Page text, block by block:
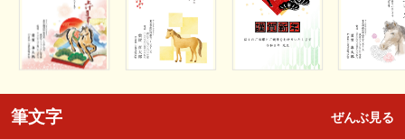
筆文字 ぜんぶ見る